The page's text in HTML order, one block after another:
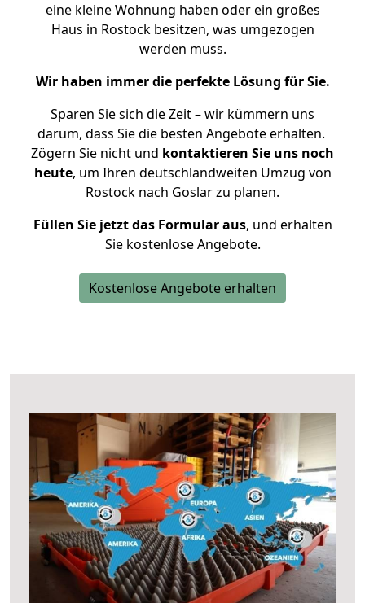
eine kleine Wohnung haben oder ein großes
Haus in Rostock besitzen, was umgezogen
werden muss.
Wir haben immer die perfekte Lösung für Sie.
Sparen Sie sich die Zeit – wir kümmern uns
darum, dass Sie die besten Angebote erhalten.
Zögern Sie nicht und kontaktieren Sie uns noch
heute, um Ihren deutschlandweiten Umzug von
Rostock nach Goslar zu planen.
Füllen Sie jetzt das Formular aus, und erhalten
Sie kostenlose Angebote.
Kostenlose Angebote erhalten